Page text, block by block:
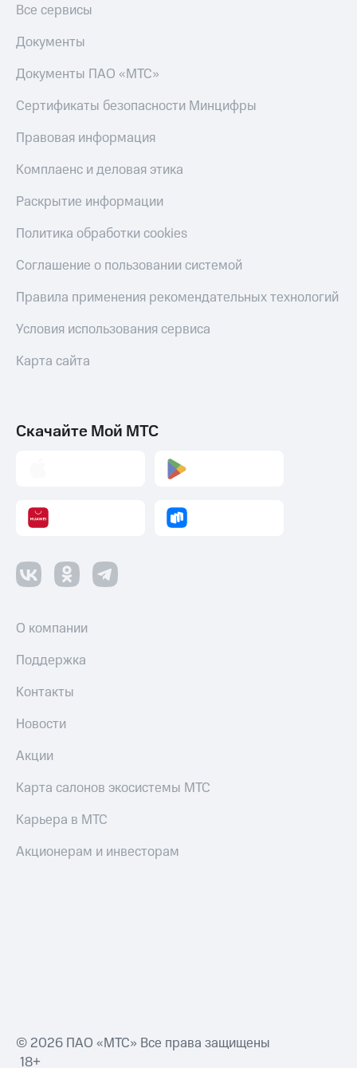
дом
Планшеты
Акции
скидки
Все
товары
Все сервисы
Документы
Документы ПАО «МТС»
Сертификаты безопасности Минцифры
Правовая информация
Комплаенс и деловая этика
Раскрытие информации
Политика обработки cookies
Соглашение о пользовании системой
Правила применения рекомендательных технологий
Условия использования сервиса
Карта сайта
Скачайте Мой МТС
О компании
Поддержка
Контакты
Новости
Акции
Карта салонов экосистемы МТС
Карьера в МТС
Акционерам и инвесторам
© 2026 ПАО «МТС» Все права защищены
18+